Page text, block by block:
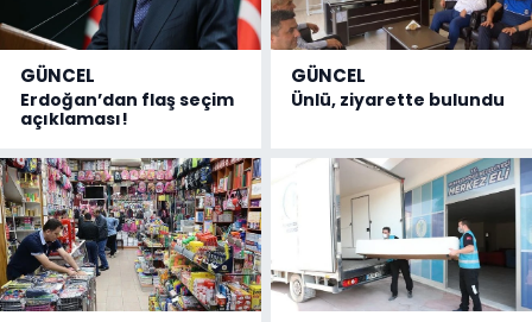
GÜNCEL
Erdoğan’dan flaş seçim
açıklaması!
GÜNCEL
Ünlü, ziyarette bulundu